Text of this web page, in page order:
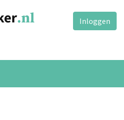
Inloggen